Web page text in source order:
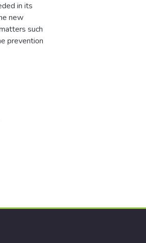
in its
new
such
prevention